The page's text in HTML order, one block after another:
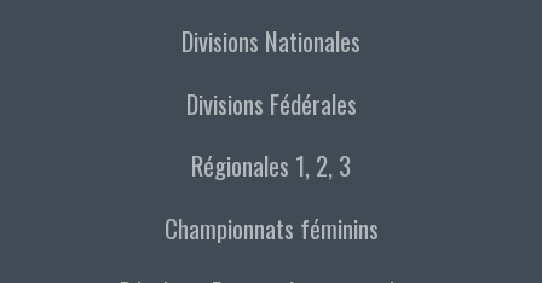
Divisions Nationales
Divisions Fédérales
Régionales 1, 2, 3
Championnats féminins